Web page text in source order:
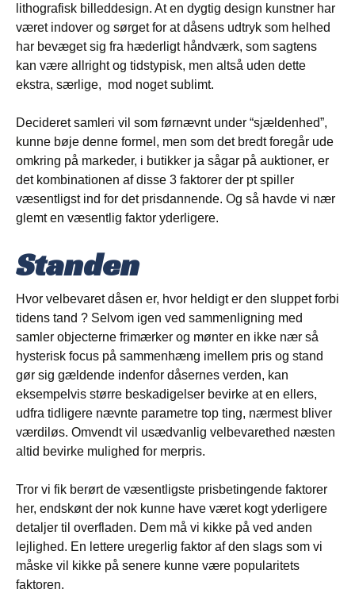
lithografisk billeddesign. At en dygtig design kunstner har
været indover og sørget for at dåsens udtryk som helhed
har bevæget sig fra hæderligt håndværk, som sagtens
kan være allright og tidstypisk, men altså uden dette
ekstra, særlige, mod noget sublimt.
Decideret samleri vil som førnævnt under “sjældenhed”,
kunne bøje denne formel, men som det bredt foregår ude
omkring på markeder, i butikker ja sågar på auktioner, er
det kombinationen af disse 3 faktorer der pt spiller
væsentligst ind for det prisdannende. Og så havde vi nær
glemt en væsentlig faktor yderligere.
Standen
Hvor velbevaret dåsen er, hvor heldigt er den sluppet forbi
tidens tand ? Selvom igen ved sammenligning med
samler objecterne frimærker og mønter en ikke nær så
hysterisk focus på sammenhæng imellem pris og stand
gør sig gældende indenfor dåsernes verden, kan
eksempelvis større beskadigelser bevirke at en ellers,
udfra tidligere nævnte parametre top ting, nærmest bliver
værdiløs. Omvendt vil usædvanlig velbevarethed næsten
altid bevirke mulighed for merpris.
Tror vi fik berørt de væsentligste prisbetingende faktorer
her, endskønt der nok kunne have været kogt yderligere
detaljer til overfladen. Dem må vi kikke på ved anden
lejlighed. En lettere uregerlig faktor af den slags som vi
måske vil kikke på senere kunne være popularitets
faktoren.